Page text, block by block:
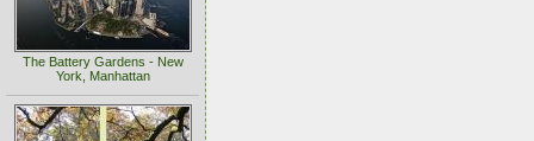
The Battery Gardens - New
York, Manhattan